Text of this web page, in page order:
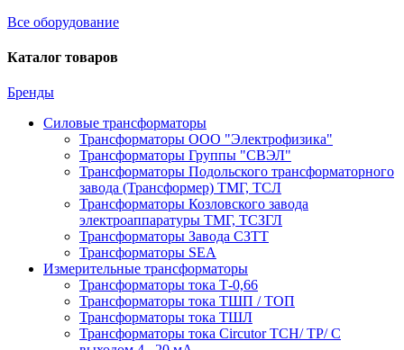
Все оборудование
Каталог товаров
Бренды
Силовые трансформаторы
Трансформаторы ООО "Электрофизика"
Трансформаторы Группы "СВЭЛ"
Трансформаторы Подольского трансформаторного
завода (Трансформер) ТМГ, ТСЛ
Трансформаторы Козловского завода
электроаппаратуры ТМГ, ТСЗГЛ
Трансформаторы Завода СЗТТ
Трансформаторы SEA
Измерительные трансформаторы
Трансформаторы тока Т-0,66
Трансформаторы тока ТШП / ТОП
Трансформаторы тока ТШЛ
Трансформаторы тока Circutor TCH/ TP/ С